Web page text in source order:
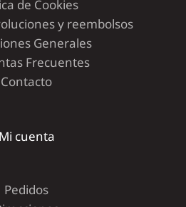
de Cookies
y reembolsos
Generales
Frecuentes
Contacto
Mi cuenta
Pedidos